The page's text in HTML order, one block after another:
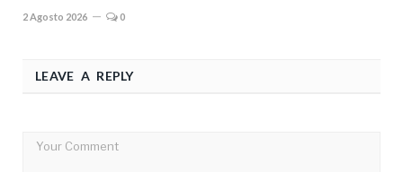
2 Agosto 2026 0
LEAVE A REPLY